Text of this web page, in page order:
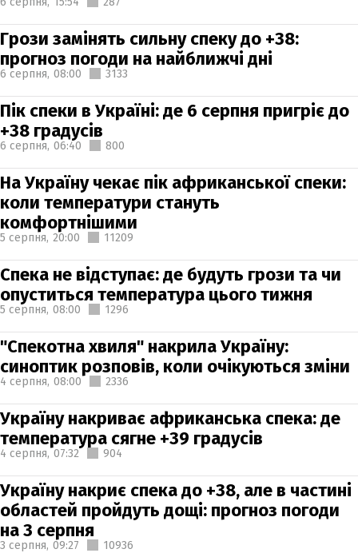
Грози замінять сильну спеку до +38:
прогноз погоди на найближчі дні
6 серпня, 08:00 3133
Пік спеки в Україні: де 6 серпня пригріє до
+38 градусів
6 серпня, 06:40 800
На Україну чекає пік африканської спеки:
коли температури стануть
комфортнішими
5 серпня, 20:00 11209
Спека не відступає: де будуть грози та чи
опуститься температура цього тижня
5 серпня, 08:00 1296
"Спекотна хвиля" накрила Україну:
синоптик розповів, коли очікуються зміни
4 серпня, 08:00 2336
Україну накриває африканська спека: де
температура сягне +39 градусів
4 серпня, 07:32 904
Україну накриє спека до +38, але в частині
областей пройдуть дощі: прогноз погоди
на 3 серпня
3 серпня, 09:27 10936